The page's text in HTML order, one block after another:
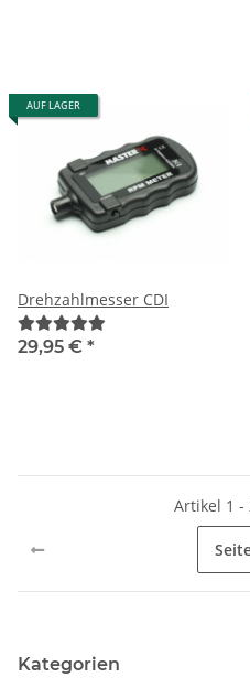
AUF LAGER
Drehzahlmesser CDI
29,95 € *
Artikel 1 -
Kategorien